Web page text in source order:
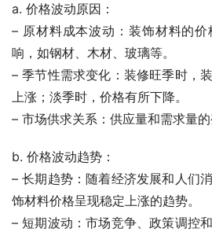
a. 价格波动原因：
– 原材料成本波动：装饰材料的
响，如钢材、木材、玻璃等。
– 季节性需求变化：装修旺季时，
上涨；淡季时，价格有所下降。
– 市场供求关系：供应量和需求量的
b. 价格波动趋势：
– 长期趋势：随着经济发展和人们
饰材料价格呈现稳定上涨的趋势。
– 短期波动：市场竞争、政策调控